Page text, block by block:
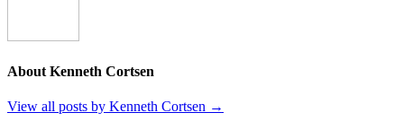
About Kenneth Cortsen
View all posts by Kenneth Cortsen →